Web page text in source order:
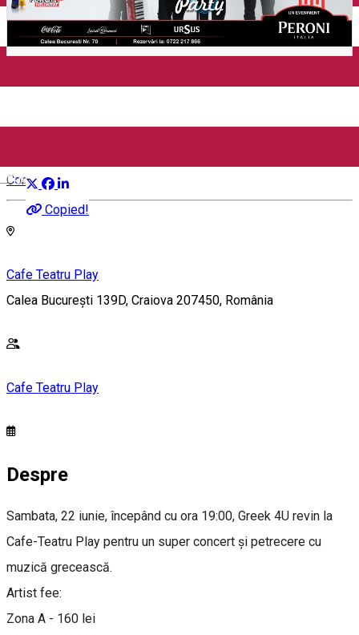
English
Închirieri auto
Închirieri biciclete
Taxi
Încărcare vehicule electrice
Greek 4U | live pe terasa
Copied!
Concert
Cafe Teatru Play
Calea București 139D, Craiova 207450, România
Cafe Teatru Play
Despre
Sambata, 22 iunie, începând cu ora 19:00, Greek 4U revin la
Cafe-Teatru Play pentru un super concert și petrecere cu
muzică grecească.
Artist fee:
Zona A - 160 lei